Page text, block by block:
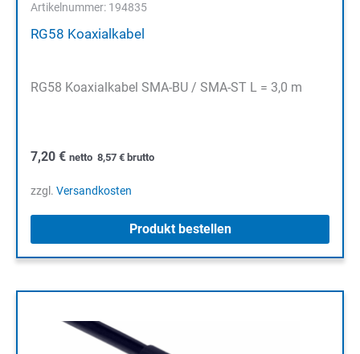
Artikelnummer: 194835
RG58 Koaxialkabel
RG58 Koaxialkabel SMA-BU / SMA-ST L = 3,0 m
7,20 € netto 8,57 € brutto
zzgl. Versandkosten
Produkt bestellen